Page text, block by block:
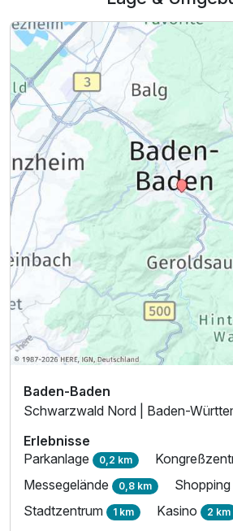
Baden-Baden
Schwarzwald Nord | Baden-
Erlebnisse
Parkanlage 0,2 km
Messegelände 0,8 km Shopping
Stadtzentrum 1 km Kasino 2 km